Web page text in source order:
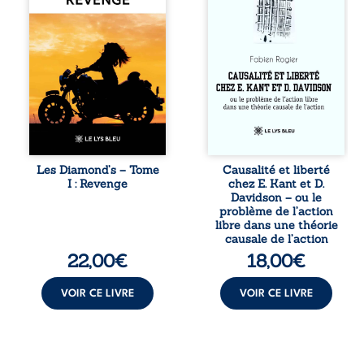
tout le pays. Rien
ne la prédestinait
à cette vie, mais
les épreuves ont
forgé une femme
dure, inaccessible
et résolue à ne
jamais dévoiler
ses faiblesses,
jusqu’à ce que le
croise sa route.
Chef d’une famille
de Nomads, Juan
Les Diamond’s – Tome
I : Revenge
22,00€
VOIR CE LIVRE
travers une
confrontation
entre les pensées
d’Emmanuel Kant
et de Donald
Davidson, cet
essai explore les
liens entre libre
déterminisme
responsabilité. De
la volonté
kantienne au
monisme anomal
de Davidson, il
interroge la
manière dont les
intentions et les
croyances
peuvent ...
Causalité et liberté
chez E. Kant et D.
Davidson – ou le
problème de l’action
libre dans une théorie
causale de l’action
18,00€
VOIR CE LIVRE